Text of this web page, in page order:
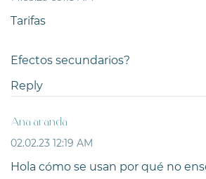
Tarifas
Efectos secundarios?
Reply
Ana aranda
02.02.23 12:19 AM
Hola cómo se usan por qué no